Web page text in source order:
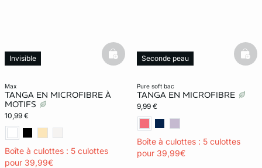
max
TANGA EN MICROFIBRE À
MOTIFS
10,99 €
Boîte à culottes : 5 culottes
pour 39,99€
Invisible basketfull
pure soft bac
TANGA EN MICROFIBRE
9,99 €
Boîte à culottes : 5 culottes
pour 39,99€
Seconde peau